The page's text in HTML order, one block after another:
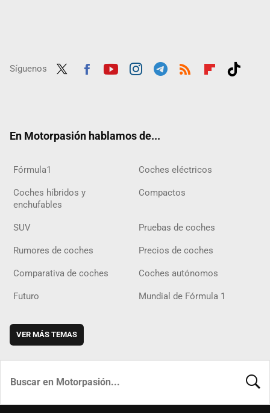
Síguenos
En Motorpasión hablamos de...
Fórmula1 Coches eléctricos
Coches híbridos y
enchufables
Compactos
SUV Pruebas de coches
Rumores de coches Precios de coches
Comparativa de coches Coches autónomos
Futuro Mundial de Fórmula 1
VER MÁS TEMAS